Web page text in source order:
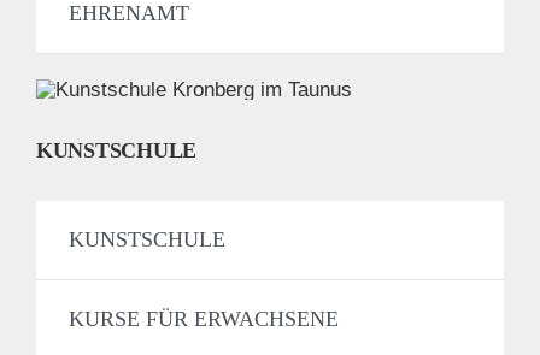
EHRENAMT
KUNSTSCHULE
KUNSTSCHULE
KURSE FÜR ERWACHSENE